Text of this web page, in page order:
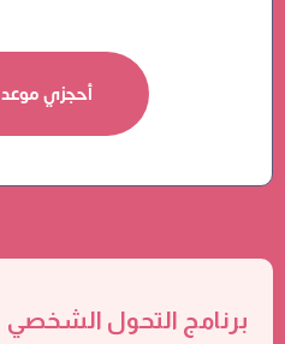
أحجزي موعد
برنامج التحول الشخصي